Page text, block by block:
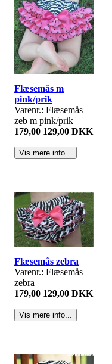
Flæsemås m
pink/prik
Varenr.: Flæsemås
zeb m pink/prik
179,00 129,00 DKK
Flæsemås zebra
Varenr.: Flæsemås
zebra
179,00 129,00 DKK